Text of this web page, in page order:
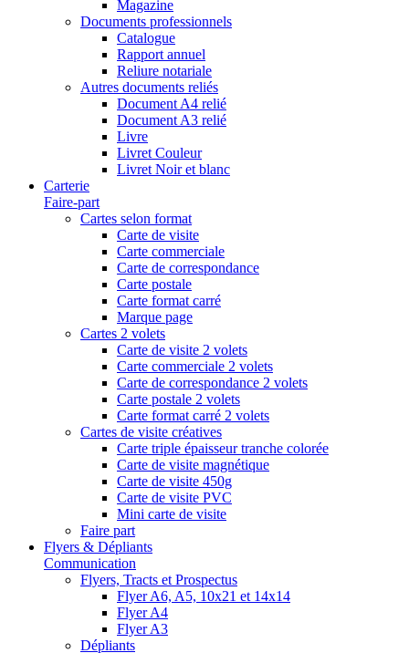
Magazine
Documents professionnels
Catalogue
Rapport annuel
Reliure notariale
Autres documents reliés
Document A4 relié
Document A3 relié
Livre
Livret Couleur
Livret Noir et blanc
Carterie
Faire-part
Cartes selon format
Carte de visite
Carte commerciale
Carte de correspondance
Carte postale
Carte format carré
Marque page
Cartes 2 volets
Carte de visite 2 volets
Carte commerciale 2 volets
Carte de correspondance 2 volets
Carte postale 2 volets
Carte format carré 2 volets
Cartes de visite créatives
Carte triple épaisseur tranche colorée
Carte de visite magnétique
Carte de visite 450g
Carte de visite PVC
Mini carte de visite
Faire part
Flyers & Dépliants
Communication
Flyers, Tracts et Prospectus
Flyer A6, A5, 10x21 et 14x14
Flyer A4
Flyer A3
Dépliants